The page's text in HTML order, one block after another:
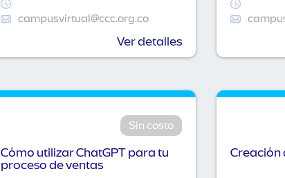
campusvirtual@ccc.org.co
Ver detalles
Sin costo
Cómo utilizar ChatGPT para tu
proceso de ventas
Creación